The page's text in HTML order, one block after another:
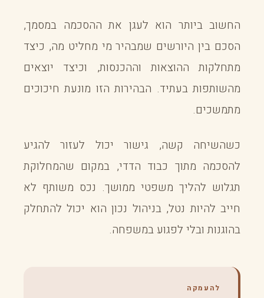
החשוב ביותר הוא לעגן את ההסכמה במסמך,
הסכם בין היורשים שמבהיר מי מחליט מה, כיצד
מתחלקות ההוצאות וההכנסות, וכיצד יוצאים
מהשותפות בעתיד. הבהירות הזו מונעת חיכוכים
מתמשכים.
כשהשיחה קשה, גישור יכול לעזור להגיע
להסכמה מתוך כבוד הדדי, במקום שהמחלוקת
תגלוש להליך משפטי ממושך. נכס משותף לא
חייב להיות נטל, בניהול נכון הוא יכול להתחלק
בהוגנות ובלי לפגוע במשפחה.
להעמקה